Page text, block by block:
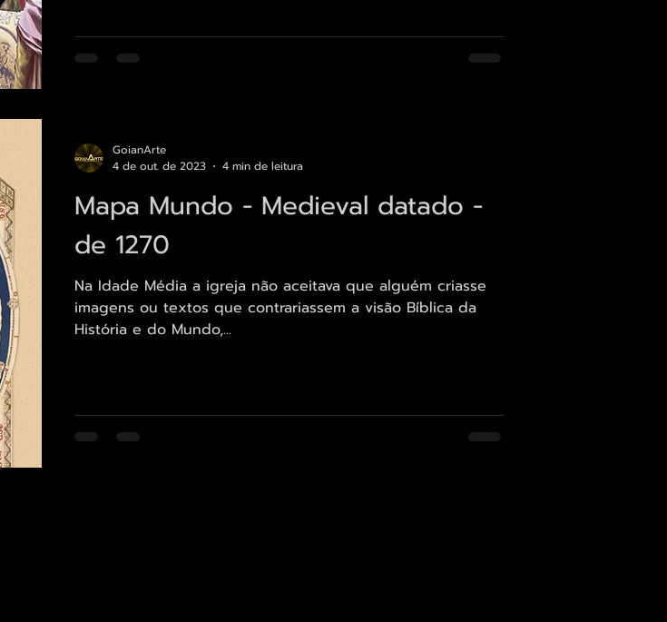
Mapa Mundo - Medieval datado -
de 1270
Na Idade Média a igreja não aceitava que alguém criasse
imagens ou textos que contrariassem a visão Bíblica da
História e do Mundo,...
GoianArte
4 de out. de 2023
4 min de leitura